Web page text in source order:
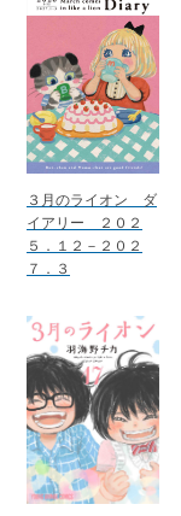
３月のライオン ダ
イアリー ２０２
５．１２－２０２
７．３